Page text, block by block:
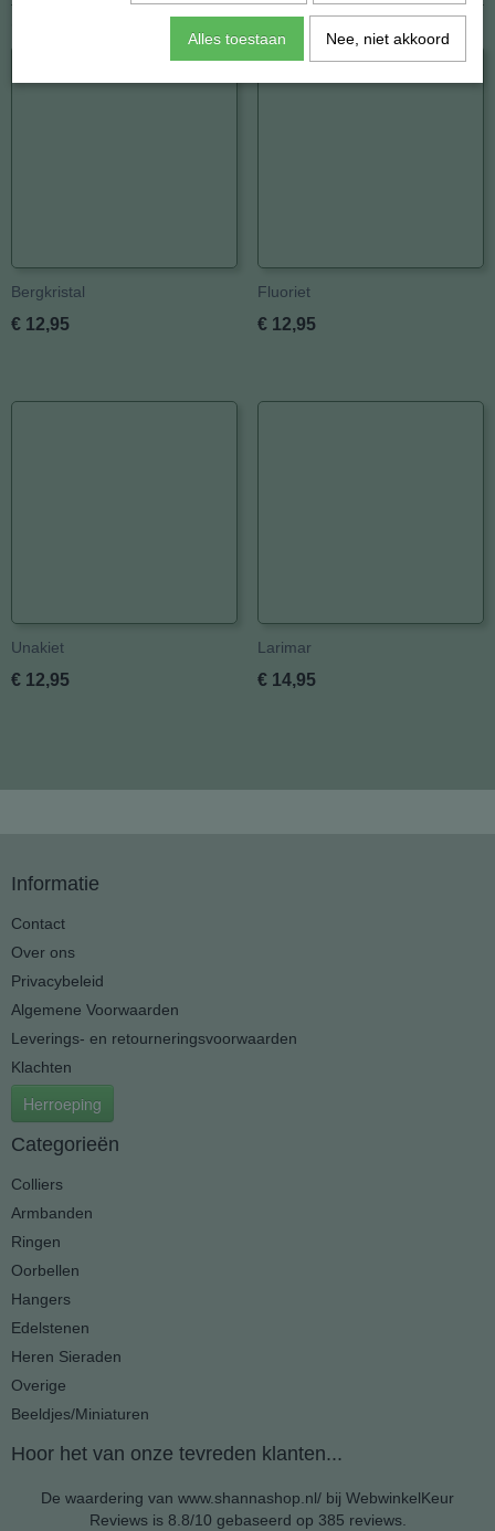
Bergkristal
€ 12,95
Fluoriet
€ 12,95
Unakiet
€ 12,95
Larimar
€ 14,95
Informatie
Contact
Over ons
Privacybeleid
Algemene Voorwaarden
Leverings- en retourneringsvoorwaarden
Klachten
Herroeping
Categorieën
Colliers
Armbanden
Ringen
Oorbellen
Hangers
Edelstenen
Heren Sieraden
Overige
Beeldjes/Miniaturen
Hoor het van onze tevreden klanten...
De waardering van www.shannashop.nl/ bij WebwinkelKeur
Reviewsis 8.8/10 gebaseerd op 385 reviews.
Alles toestaan Nee, niet akkoord